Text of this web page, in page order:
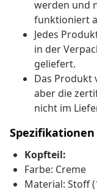
werden und
funktioniert
Jedes
in der
geliefert.
Das Produkt
aber die
nicht im
Spezifikationen
Kopfteil:
Farbe: Creme
Material: Stoff